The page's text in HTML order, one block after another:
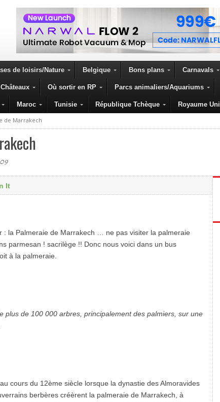
de loisirs/Nature Belgique Bons plans Carnavals
Où sortir en RP Parcs animaliers/Aquariums
Maroc Tunisie République Tchèque Royaume Uni
de Marrakech
It
: la Palmeraie de Marrakech … ne pas visiter la palmeraie
parmesan ! sacrilège !! Donc nous voici dans un bus
à la palmeraie.
plus de 100 000 arbres, principalement des palmiers, sur une
cours du 12ème siècle lorsque la dynastie des Almoravides
berbères créèrent la palmeraie de Marrakech, à